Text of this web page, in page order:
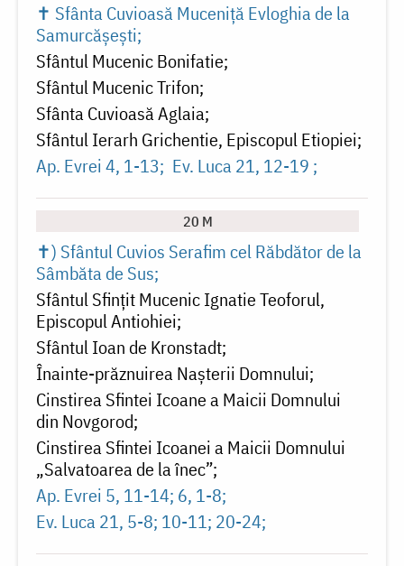
✝ Sfânta Cuvioasă Muceniță Evloghia de la
Samurcășești
Sfântul Mucenic Bonifatie
Sfântul Mucenic Trifon
Sfânta Cuvioasă Aglaia
Sfântul Ierarh Grichentie, Episcopul Etiopiei
Ap. Evrei 4, 1-13
Ev. Luca 21, 12-19
20 M
✝) Sfântul Cuvios Serafim cel Răbdător de la
Sâmbăta de Sus
Sfântul Sfințit Mucenic Ignatie Teoforul,
Episcopul Antiohiei
Sfântul Ioan de Kronstadt
Înainte-prăznuirea Naşterii Domnului
Cinstirea Sfintei Icoane a Maicii Domnului
din Novgorod
Cinstirea Sfintei Icoanei a Maicii Domnului
„Salvatoarea de la înec”
Ap. Evrei 5, 11-14; 6, 1-8
Ev. Luca 21, 5-8; 10-11; 20-24